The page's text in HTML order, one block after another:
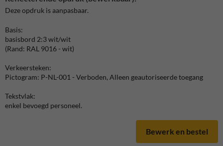
Deze opdruk is aanpasbaar.
Basis:
basisbord 2:3 wit/wit
(Rand: RAL 9016 - wit)
Verkeersteken:
Pictogram: P-NL-001 - Verboden, Alleen geautoriseerde toegang
Tekstvlak:
enkel bevoegd personeel.
Bewerk en bestel